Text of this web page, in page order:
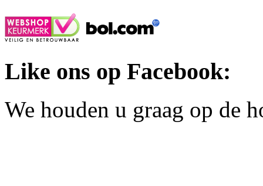
Like ons op Facebook:
We houden u graag op de